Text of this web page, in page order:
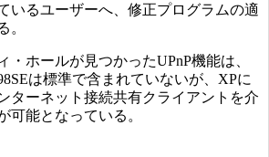
いるユーザーへ、修正プログラムの適
。
ホールが見つかったUPnP機能は、
は標準で含まれていないが、XPに
ターネット接続共有クライアントを介
可能となっている。